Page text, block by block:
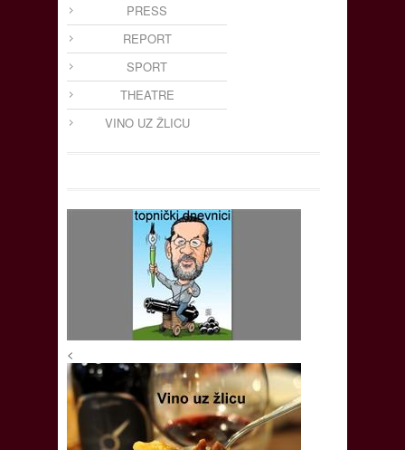
PRESS
REPORT
SPORT
THEATRE
VINO UZ ŽLICU
<